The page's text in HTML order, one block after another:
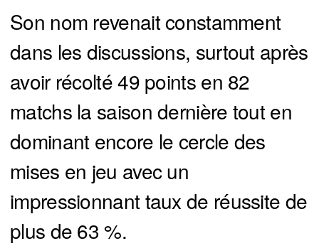
Son nom revenait constamment
dans les discussions, surtout après
avoir récolté 49 points en 82
matchs la saison dernière tout en
dominant encore le cercle des
mises en jeu avec un
impressionnant taux de réussite de
plus de 63 %.